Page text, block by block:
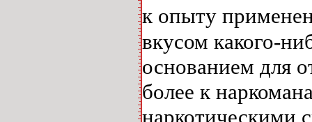
к опыту
вкусом какого-
основанием для
более к
наркотическими